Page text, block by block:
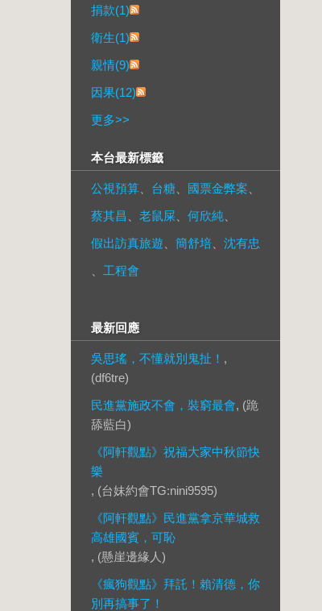
捐款(1)
衛生(1)
親情(9)
因果(12)
更多>>
本台最新標籤
公視預算 台糖 國票金弊案
蔡其昌
老鼠屎 何欣純
假出訪真旅遊
簡舒培
沈有忠
工程會
最新回應
吳思瑤，不懂就別鬼扯！ ,
(df6tre)
民進黨施政不會，裝窮最會, (跪
舔藍白)
《阿軒觀點》祝福大家中秋節快
樂
, (台妹約會TG:nini9595)
《阿軒觀點》民進黨拿京華城救
高雄國賓，可恥
, (懸崖邊緣人)
《瘋狗觀點》拜託！賴清德，你
別再搞事了！